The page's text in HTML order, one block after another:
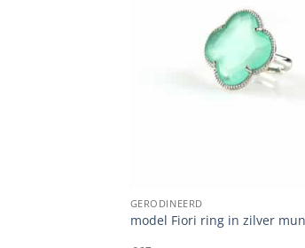
GERODINEERD
model Fiori ring in zilver